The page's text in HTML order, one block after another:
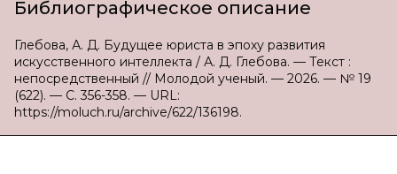
Библиографическое описание
Глебова, А. Д. Будущее юриста в эпоху развития
искусственного интеллекта / А. Д. Глебова. — Текст :
непосредственный // Молодой ученый. — 2026. — № 19
(622). — С. 356-358. — URL:
https://moluch.ru/archive/622/136198.